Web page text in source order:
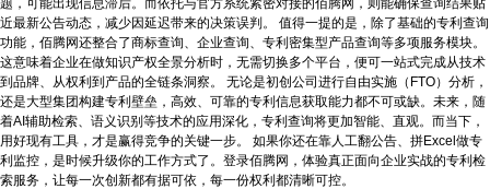
题，可能出现信息滞后。而依托与官方系统紧密对接的佰腾网，则能确保查询结果贴
近最新公告动态，减少因延迟带来的决策误判。 值得一提的是，除了基础的专利查询
功能，佰腾网还整合了商标查询、企业查询、专利密集型产品查询等多项服务模块。
这意味着企业在做知识产权全景分析时，无需切换多个平台，便可一站式完成从技术
到品牌、从权利到产品的全链条洞察。 无论是初创公司进行自由实施（FTO）分析，
还是大型集团构建专利壁垒，高效、可靠的专利信息获取能力都不可或缺。未来，随
着AI辅助检索、语义识别等技术的应用深化，专利查询将更加智能、直观。而当下，
用好现有工具，才是赢得竞争的关键一步。 如果你还在靠人工翻公告、拼Excel做专
利监控，是时候升级你的工作方式了。登录佰腾网，体验真正面向企业实战的专利检
索服务，让每一次创新都有据可依，每一份权利都清晰可控。